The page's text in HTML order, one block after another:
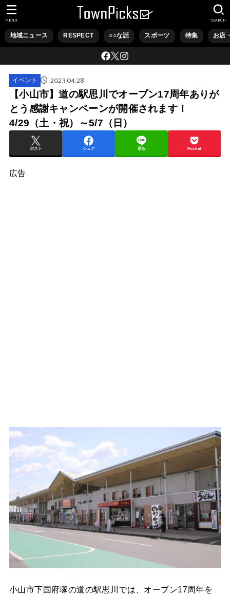
地域ニュース RESPECT ○○な話 スポーツ 特集 お店
SEARCH
MENU
イベント 2023.04.28
【小山市】道の駅思川でオープン17周年ありが
とう感謝キャンペーンが開催されます！
4/29（土・祝）～5/7（日）
ポスト シェア 送る Pocket
広告
小山市下国府塚の道の駅思川では、オープン17周年を